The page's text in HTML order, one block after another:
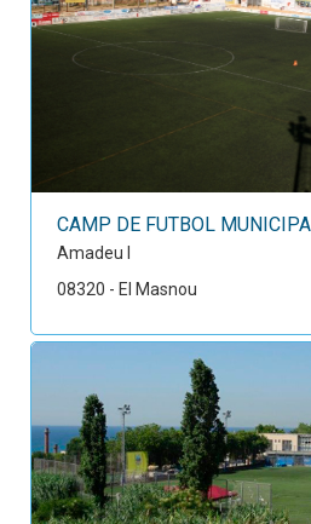
CAMP DE FUTBOL
Amadeu I
08320 - El Masnou